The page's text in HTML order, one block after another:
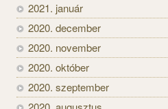
2021. január
2020. december
2020. november
2020. október
2020. szeptember